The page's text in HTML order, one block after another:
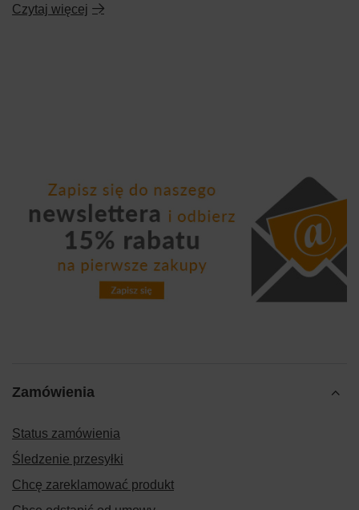
Czytaj więcej
Zamówienia
Status zamówienia
Śledzenie przesyłki
Chcę zareklamować produkt